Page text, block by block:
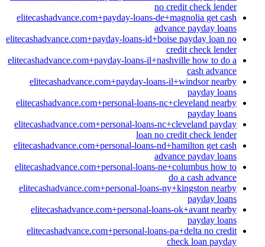
no credit check lender
elitecashadvance.com+payday-loans-de+magnolia get cash
advance payday loans
elitecashadvance.com+payday-loans-id+boise payday loan no
credit check lender
elitecashadvance.com+payday-loans-il+nashville how to do a
cash advance
elitecashadvance.com+payday-loans-il+windsor nearby
payday loans
elitecashadvance.com+personal-loans-nc+cleveland nearby
payday loans
elitecashadvance.com+personal-loans-nc+cleveland payday
loan no credit check lender
elitecashadvance.com+personal-loans-nd+hamilton get cash
advance payday loans
elitecashadvance.com+personal-loans-ne+columbus how to
do a cash advance
elitecashadvance.com+personal-loans-ny+kingston nearby
payday loans
elitecashadvance.com+personal-loans-ok+avant nearby
payday loans
elitecashadvance.com+personal-loans-pa+delta no credit
check loan payday